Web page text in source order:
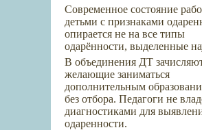
Современное состояние
детьми с признаками
опирается не на все типы
одарённости, выделенные
В объединения ДТ
желающие заниматься
дополнительным
без отбора. Педагоги не
диагностиками для
одаренности.